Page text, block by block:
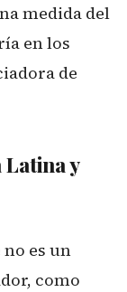
medida del
en los
de
y
es un
como